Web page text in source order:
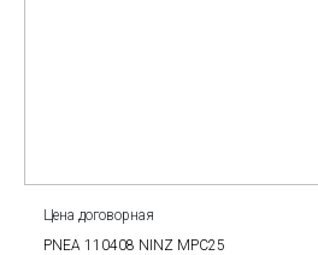
Цена договорная
PNEA 110408 NINZ MPC25